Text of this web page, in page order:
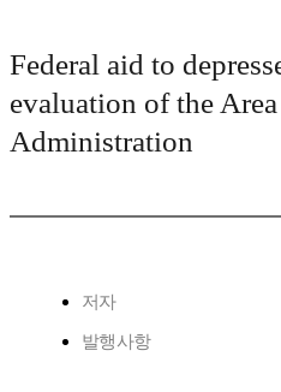
Federal aid to
evaluation of the
Administration
저자
발행사항